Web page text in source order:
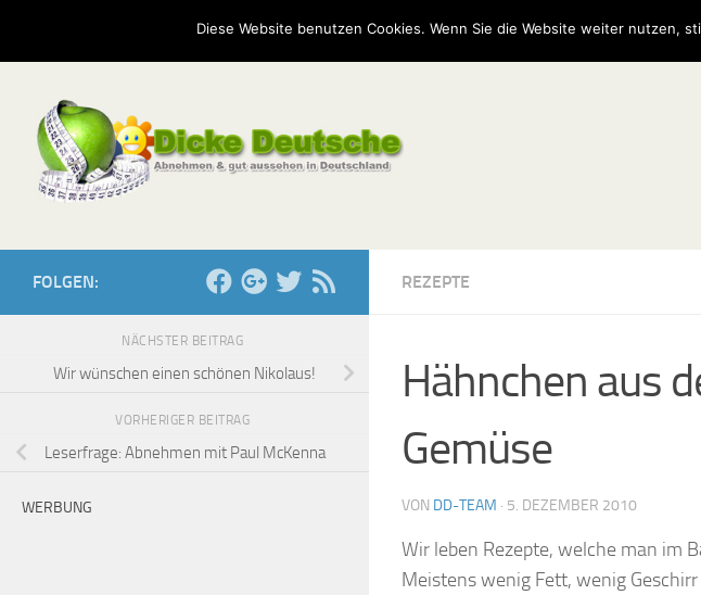
Kontakt Serien Umfragen
REZEPTE
Hähnchen aus
Gemüse
VON DD-TEAM · 5. DEZEMBER 2010
Wir leben Rezepte, welche man im
Meistens wenig Fett, wenig
FOLGEN:
NÄCHSTER BEITRAG
Wir wünschen einen schönen Nikolaus!
VORHERIGER BEITRAG
Leserfrage: Abnehmen mit Paul McKenna
WERBUNG
Diese Website benutzen Cookies. Wenn Sie die Website weiter nutzen,